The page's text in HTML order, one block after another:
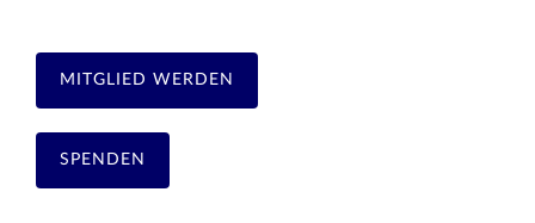
MITGLIED WERDEN
SPENDEN